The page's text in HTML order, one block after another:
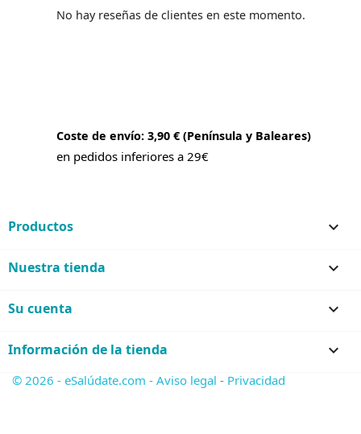
No hay reseñas de clientes en este momento.
Coste de envío: 3,90 € (Península y Baleares)
en pedidos inferiores a 29€
Productos 
Nuestra tienda 
Su cuenta 
Información de la tienda keyboard_arrow_down
© 2026 - eSalúdate.com - Aviso legal - Privacidad